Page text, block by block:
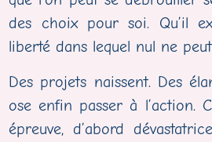
des choix pour soi. Qu’il
liberté dans lequel nul ne
Des projets naissent. Des
ose enfin passer à l’action.
épreuve, d’abord